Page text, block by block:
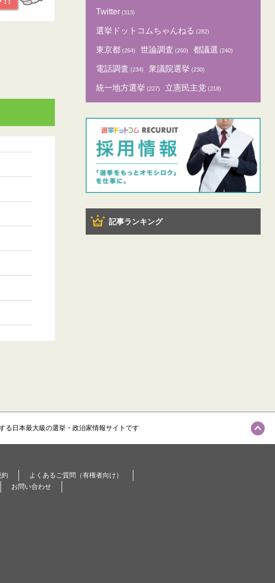
Twitter (313)
選挙ドットコムちゃんねる (282)
東京都 (264) 世論調査 (260) 都議選 (240)
電話調査 (234) 衆議院選挙 (230)
統一地方選挙 (227) 立憲民主党 (218)
記事ランキング
る日本最大級の選挙・政治家情報サイトです
約
よくあるご質問（有権者向け）
お問い合わせ